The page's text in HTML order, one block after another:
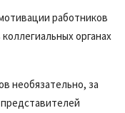
работников
органах
необязательно, за